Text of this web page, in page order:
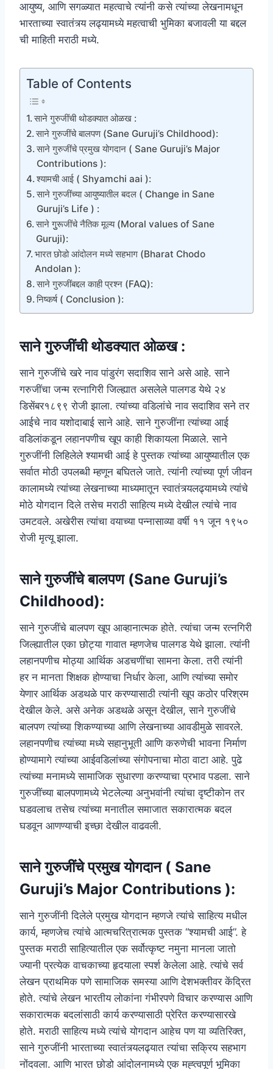
आयुष्य, आणि सगळ्यात महत्वाचे त्यांनी कसे त्यांच्या लेखनामधून
भारताच्या स्वातंत्र्य लढ्यामध्ये महत्वाची भुमिका बजावली या बद्दल
ची माहिती मराठी मध्ये.
Table of Contents
साने गुरुजींची थोडक्यात ओळख :
साने गुरुजींचे बालपण (Sane Guruji’s Childhood):
साने गुरुजींचे प्रमुख योगदान ( Sane Guruji’s Major
Contributions ):
श्यामची आई ( Shyamchi aai ):
साने गुरुजींच्या आयुष्यातील बदल ( Change in Sane
Guruji’s Life ) :
साने गुुरूजींचे नैतिक मूल्य (Moral values of Sane
Guruji):
भारत छोडो आंदोलन मध्ये सहभाग (Bharat Chodo
Andolan ):
साने गुरुजींबद्दल काही प्रश्न (FAQ):
निष्कर्ष ( Conclusion ):
साने गुरुजींची थोडक्यात ओळख :
साने गुरुजींचे खरे नाव पांडुरंग सदाशिव साने असे आहे. साने
गरुजींचा जन्म रत्नागिरी जिल्ह्यात असलेले पालगड येथे २४
डिसेंबर१८९९ रोजी झाला. त्यांच्या वडिलांचे नाव सदाशिव सने तर
आईचे नाव यशोदाबाई साने आहे. साने गुरुजींना त्यांच्या आई
वडिलांकडून लहानपणीच खूप काही शिकायला मिळाले. साने
गुरुजींनी लिहिलेले श्यामची आई हे पुस्तक त्यांच्या आयुष्यातील एक
सर्वात मोठी उपलब्धी म्हणून बघितले जाते. त्यांनी त्यांच्या पूर्ण जीवन
कालामध्ये त्यांच्या लेखनाच्या माध्यमातून स्वातंत्र्यलढ्यामध्ये त्यांचे
मोठे योगदान दिले तसेच मराठी साहित्य मध्ये देखील त्यांचे नाव
उमटवले. अखेरीस त्यांचा वयाच्या पन्नासाव्या वर्षी ११ जून १९५०
रोजी मृत्यू झाला.
साने गुरुजींचे बालपण (Sane Guruji’s
Childhood):
साने गुरुजींचे बालपण खूप आव्हानात्मक होते. त्यांचा जन्म रत्नगिरी
जिल्ह्यातील एका छोट्या गावात म्हणजेच पालगड येथे झाला. त्यांनी
लहानपणीच मोठ्या आर्थिक अडचणींचा सामना केला. तरी त्यांनी
हर न मानता शिक्षक होण्याचा निर्धार केला, आणि त्यांच्या समोर
येणार आर्थिक अडथळे पार करण्यासाठी त्यांनी खूप कठोर परिश्रम
देखील केले. असे अनेक अडथळे असून देखील, साने गुरुजींचे
बालपण त्यांच्या शिकण्याच्या आणि लेखनाच्या आवडीमुळे सावरले.
लहानपणीच त्यांच्या मध्ये सहानुभूती आणि करुणेची भावना निर्माण
होण्यामागे त्यांच्या आईवडिलांच्या संगोपनाचा मोठा वाटा आहे. पुढे
त्यांच्या मनामध्ये सामाजिक सुधारणा करण्याचा प्रभाव पडला. साने
गुरुजींच्या बालपणामध्ये भेटलेल्या अनुभवांनी त्यांचा दृष्टीकोन तर
घडवलाच तसेच त्यांच्या मनातील समाजात सकारात्मक बदल
घडवून आणण्याची इच्छा देखील वाढवली.
साने गुरुजींचे प्रमुख योगदान ( Sane
Guruji’s Major Contributions ):
साने गुरुजींनी दिलेले प्रमुख योगदान म्हणजे त्यांचे साहित्य मधील
कार्य, म्हणजेच त्यांचे आत्मचरित्रात्मक पुस्तक “श्यामची आई”. हे
पुस्तक मराठी साहित्यातील एक सर्वोत्कृष्ट नमुना मानला जातो
ज्यानी प्रत्येक वाचकाच्या हृदयाला स्पर्श केलेला आहे. त्यांचे सर्व
लेखन प्राथमिक पणे सामाजिक समस्या आणि देशभक्तीवर केंद्रित
होते. त्यांचे लेखन भारतीय लोकांना गंभीरपणे विचार करण्यास आणि
सकारात्मक बदलांसाठी कार्य करण्यासाठी प्रेरित करण्यासारखे
होते. मराठी साहित्य मध्ये त्यांचे योगदान आहेच पण या व्यतिरिक्त,
साने गुरुजींनी भारताच्या स्वातंत्र्यलढ्यात त्यांचा सक्रिय सहभाग
नोंदवला. आणि भारत छोडो आंदोलनामध्ये एक मह्त्वपूर्ण भूमिका